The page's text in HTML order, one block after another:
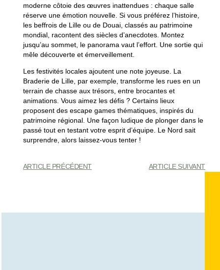
moderne côtoie des œuvres inattendues: chaque salle
réserve une émotion nouvelle. Si vous préférez l’histoire,
les beffrois de Lille ou de Douai, classés au patrimoine
mondial, racontent des siècles d’anecdotes. Montez
jusqu’au sommet, le panorama vaut l’effort. Une sortie qui
mêle découverte et émerveillement.
Les festivités locales ajoutent une note joyeuse. La
Braderie de Lille, par exemple, transforme les rues en un
terrain de chasse aux trésors, entre brocantes et
animations. Vous aimez les défis ? Certains lieux
proposent des escape games thématiques, inspirés du
patrimoine régional. Une façon ludique de plonger dans le
passé tout en testant votre esprit d’équipe. Le Nord sait
surprendre, alors laissez-vous tenter !
ARTICLE PRÉCÉDENT ARTICLE SUIVANT